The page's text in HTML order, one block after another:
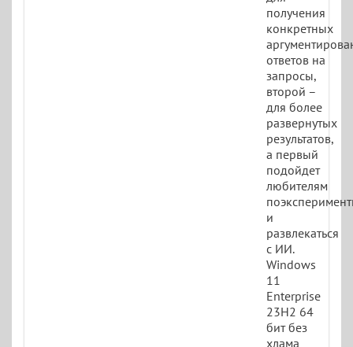
получения
конкретных
ответов на
запросы,
второй –
для более
развернутых
результатов,
а первый
подойдет
любителям
и
развлекаться
с ИИ.
Windows
11
Enterprise
23H2 64
бит без
хлама